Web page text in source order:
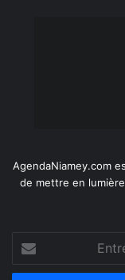
AgendaNiamey.com
de mettre en
Entrez
votre
adresse